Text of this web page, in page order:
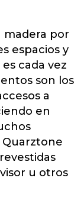
madera por
espacios y
cada vez
son los
a
en
u otros